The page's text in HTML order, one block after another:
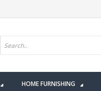
HOME FURNISHING